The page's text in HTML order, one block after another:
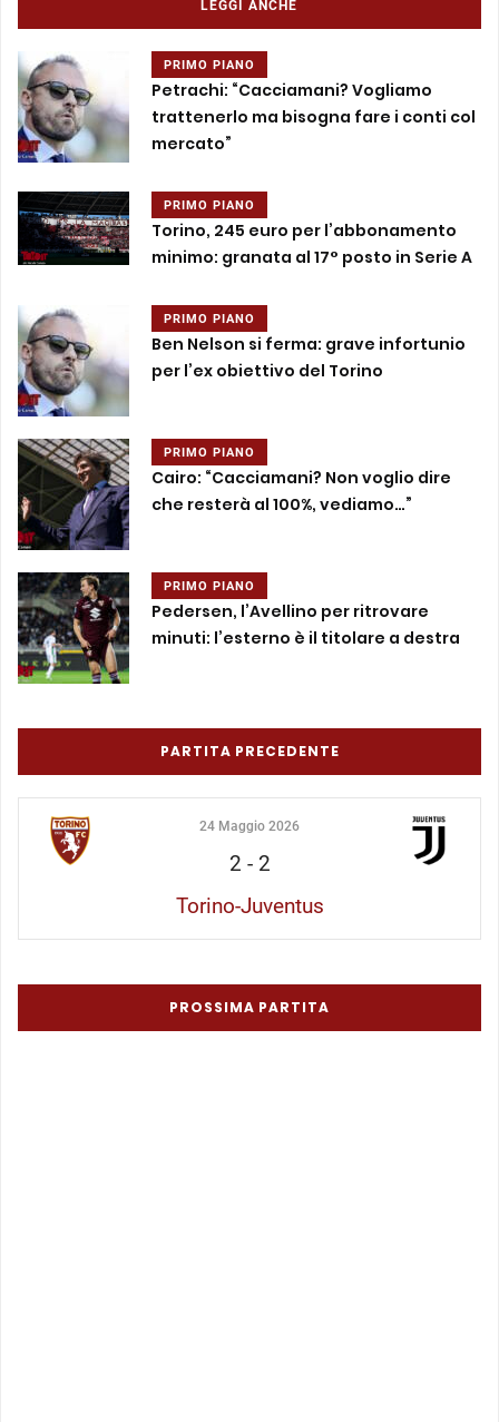
LEGGI ANCHE
PRIMO PIANO
Petrachi: “Cacciamani? Vogliamo
trattenerlo ma bisogna fare i conti col
mercato”
PRIMO PIANO
Torino, 245 euro per l’abbonamento
minimo: granata al 17° posto in Serie A
PRIMO PIANO
Ben Nelson si ferma: grave infortunio
per l’ex obiettivo del Torino
PRIMO PIANO
Cairo: “Cacciamani? Non voglio dire
che resterà al 100%, vediamo…”
PRIMO PIANO
Pedersen, l’Avellino per ritrovare
minuti: l’esterno è il titolare a destra
PARTITA PRECEDENTE
24 Maggio 2026
2 - 2
Torino-Juventus
PROSSIMA PARTITA